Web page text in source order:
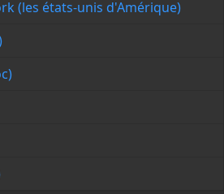
(les états-unis d'Amérique)